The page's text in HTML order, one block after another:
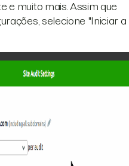
e muito mais. Assim que
selecione "Iniciar a